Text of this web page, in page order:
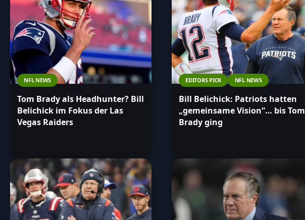
NFL NEWS
Tom Brady als Headhunter? Bill
Belichick im Fokus der Las
Vegas Raiders
EDITORS PICK NFL NEWS
Bill Belichick: Patriots hatten
„gemeinsame Vision“… bis Tom
Brady ging